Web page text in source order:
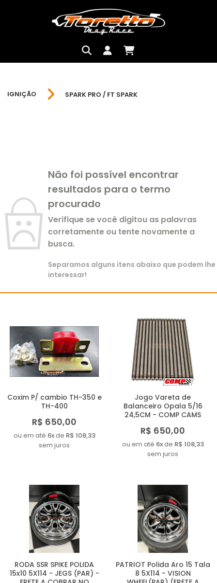
IGNIÇÃO SPARK PRO / FT SPARK
Não foi possível encontrar
resultados para o termo
procurado
Verifique se você digitou as palavras
corretamente ou tente novamente a
busca.
Separamos alguns itens abaixo que podem lhe
interessar!
Coxim P/ cambio TH-350 e
TH-400
R$ 650,00
ou em até 6xde R$ 108,33
sem juros
Jogo Vareta de
Balanceiro Opala 5/16
24,5CM - COMP CAMS
R$ 650,00
ou em até 6xde R$ 108,33
sem juros
RODA SSR SPIKE POLIDA
15x10 5X114 - JEGS (PAR) -
PATRIOT Polida Aro 15 Tala
8 5X114 - VISION